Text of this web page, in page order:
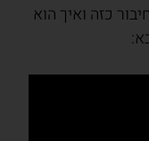
כזה ואיך הוא